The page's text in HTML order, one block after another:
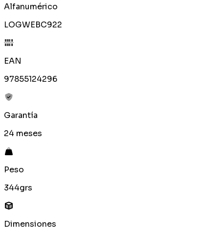
Alfanumérico
LOGWEBC922
EAN
97855124296
Garantía
24 meses
Peso
344grs
Dimensiones